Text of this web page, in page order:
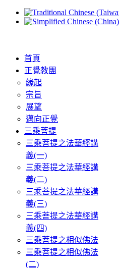
首頁
正覺教團
緣起
宗旨
展望
邁向正覺
三乘菩提
三乘菩提之法華經講
義(一)
三乘菩提之法華經講
義(二)
三乘菩提之法華經講
義(三)
三乘菩提之法華經講
義(四)
三乘菩提之相似佛法
三乘菩提之相似佛法
(二)